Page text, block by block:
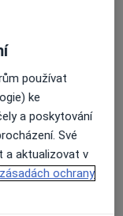
používat
ke
a poskytování
Své
a aktualizovat v
zásadách ochrany